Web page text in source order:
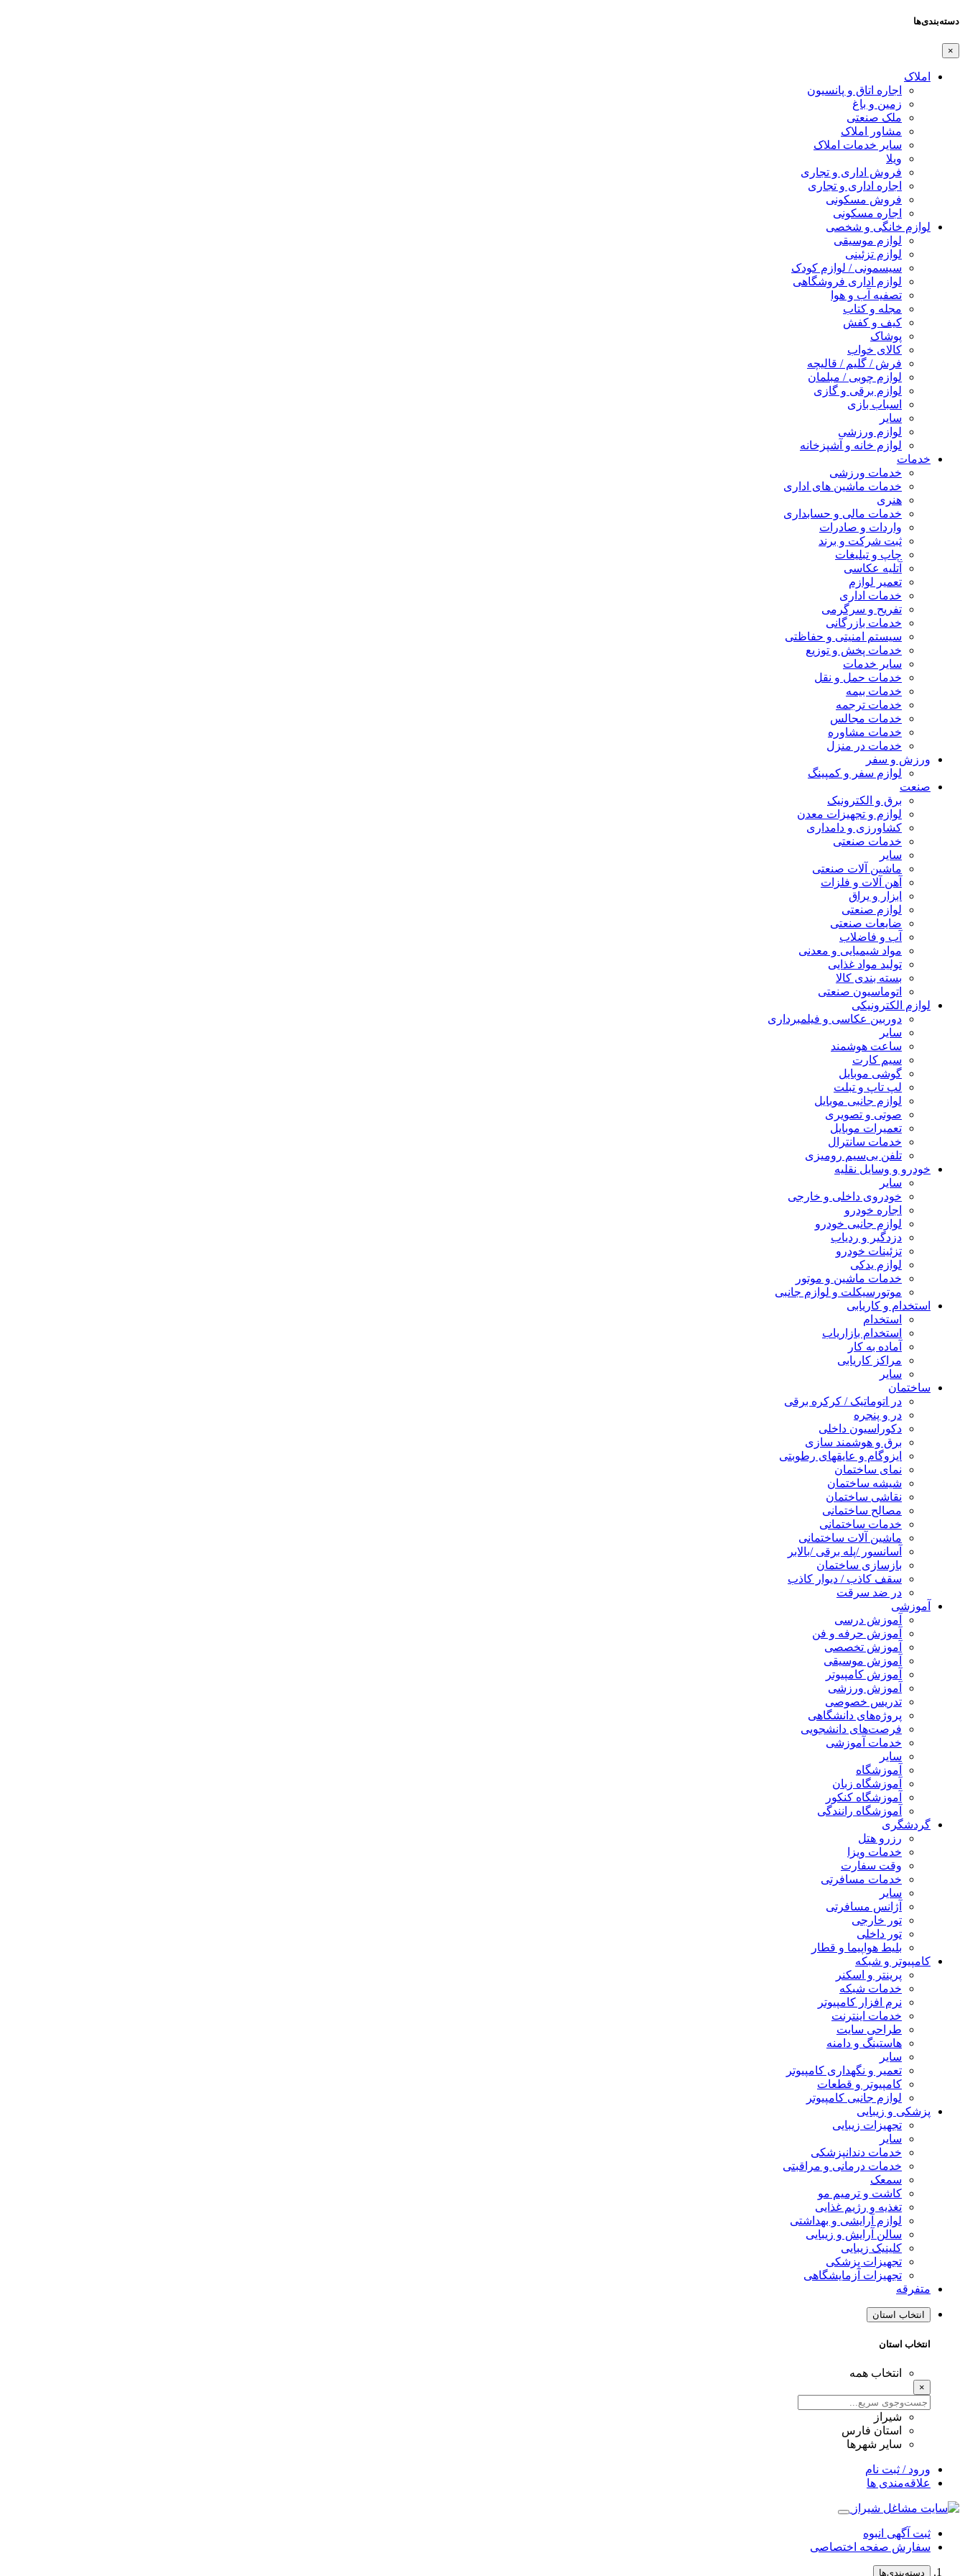
دسته‌بندی‌ها
×
املاک
اجاره اتاق و پانسیون
زمین و باغ
ملک صنعتی
مشاور املاک
سایر خدمات املاک
ویلا
فروش اداری و تجاری
اجاره اداری و تجاری
فروش مسکونی
اجاره مسکونی
لوازم خانگی و شخصی
لوازم موسیقی
لوازم تزئینی
سیسمونی / لوازم کودک
لوازم اداری فروشگاهی
تصفیه آب و هوا
مجله و کتاب
کیف و کفش
پوشاک
کالای خواب
فرش / گلیم / قالیچه
لوازم چوبی / مبلمان
لوازم برقی و گازی
اسباب بازی
سایر
لوازم ورزشی
لوازم خانه و آشپزخانه
خدمات
خدمات ورزشی
خدمات ماشین های اداری
هنری
خدمات مالی و حسابداری
واردات و صادرات
ثبت شرکت و برند
چاپ و تبلیغات
آتلیه عکاسی
تعمیر لوازم
خدمات اداری
تفریح و سرگرمی
خدمات بازرگانی
سیستم امنیتی و حفاظتی
خدمات پخش و توزیع
سایر خدمات
خدمات حمل و نقل
خدمات بیمه
خدمات ترجمه
خدمات مجالس
خدمات مشاوره
خدمات در منزل
ورزش و سفر
لوازم سفر و کمپینگ
صنعت
برق و الکترونیک
لوازم و تجهیزات معدن
کشاورزی و دامداری
خدمات صنعتی
سایر
ماشین آلات صنعتی
آهن آلات و فلزات
ابزار و یراق
لوازم صنعتی
ضایعات صنعتی
آب و فاضلاب
مواد شیمیایی و معدنی
تولید مواد غذایی
بسته بندی کالا
اتوماسیون صنعتی
لوازم الکترونیکی
دوربین عکاسی و فیلمبرداری
سایر
ساعت هوشمند
سیم کارت
گوشی موبایل
لپ تاپ و تبلت
لوازم جانبی موبایل
صوتی و تصویری
تعمیرات موبایل
خدمات سانترال
تلفن بی‌سیم رومیزی
خودرو و وسایل نقلیه
سایر
خودروی داخلی و خارجی
اجاره خودرو
لوازم جانبی خودرو
دزدگیر و ردیاب
تزئینات خودرو
لوازم یدکی
خدمات ماشین و موتور
موتورسیکلت و لوازم جانبی
استخدام و کاریابی
استخدام
استخدام بازاریاب
آماده به کار
مراکز کاریابی
سایر
ساختمان
در اتوماتیک / کرکره برقی
در و پنجره
دکوراسیون داخلی
برق و هوشمند سازی
ایزوگام و عایقهای رطوبتی
نمای ساختمان
شیشه ساختمان
نقاشی ساختمان
مصالح ساختمانی
خدمات ساختمانی
ماشین آلات ساختمانی
آسانسور /پله برقی /بالابر
بازسازی ساختمان
سقف کاذب / دیوار کاذب
در ضد سرقت
آموزشی
آموزش درسی
آموزش حرفه و فن
آموزش تخصصی
آموزش موسیقی
آموزش کامپیوتر
آموزش ورزشی
تدریس خصوصی
پروژه‌های دانشگاهی
فرصت‌های دانشجویی
خدمات آموزشی
سایر
آموزشگاه
آموزشگاه زبان
آموزشگاه کنکور
آموزشگاه رانندگی
گردشگری
رزرو هتل
خدمات ویزا
وقت سفارت
خدمات مسافرتی
سایر
آژانس مسافرتی
تور خارجی
تور داخلی
بلیط هواپیما و قطار
کامپیوتر و شبکه
پرینتر و اسکنر
خدمات شبکه
نرم افزار کامپیوتر
خدمات اینترنت
طراحی سایت
هاستینگ و دامنه
سایر
تعمیر و نگهداری کامپیوتر
کامپیوتر و قطعات
لوازم جانبی کامپیوتر
پزشکی و زیبایی
تجهیزات زیبایی
سایر
خدمات دندانپزشکی
خدمات درمانی و مراقبتی
سمعک
کاشت و ترمیم مو
تغذیه و رژیم غذایی
لوازم آرایشی و بهداشتی
سالن آرایش و زیبایی
کلینیک زیبایی
تجهیزات پزشکی
تجهیزات آزمایشگاهی
متفرقه
انتخاب استان
انتخاب استان
انتخاب همه
×
شیراز
استان فارس
سایر شهرها
ورود / ثبت نام
علاقه‌مندی ها
ثبت آگهی انبوه
سفارش صفحه اختصاصی
دسته‌بندی‌ها